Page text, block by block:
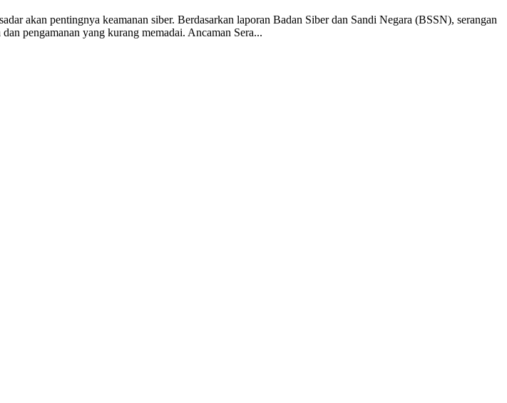
akan pentingnya keamanan siber. Berdasarkan laporan Badan Siber dan Sandi Negara (BSSN), serangan
pengamanan yang kurang memadai. Ancaman Sera...